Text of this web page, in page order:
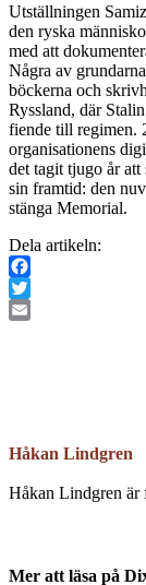
Utställningen
den ryska
med att
Några av
böckerna och
Ryssland, där
fiende till regimen.
organisationens
det tagit tjugo år
sin framtid: den
stänga Memorial.
Dela artikeln:
Facebook
Twitter
Håkan Lindgren
Håkan Lindgren är
Mer att läsa på